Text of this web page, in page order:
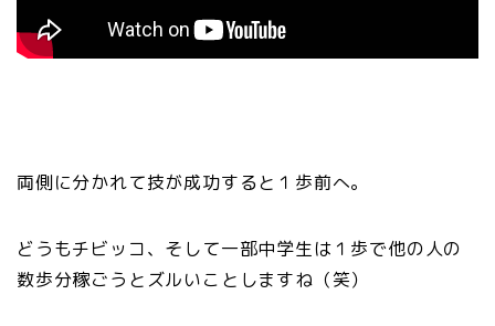
両側に分かれて技が成功すると１歩前へ。
どうもチビッコ、そして一部中学生は１歩で他の人の
数歩分稼ごうとズルいことしますね（笑）